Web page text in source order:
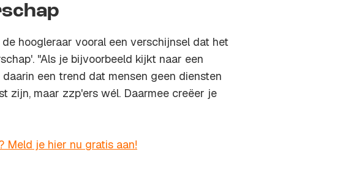
hoogleraar vooral een verschijnsel dat het
"Als je bijvoorbeeld kijkt naar een
een trend dat mensen geen diensten
zijn, maar zzp'ers wél. Daarmee creëer je
Meld je hier nu gratis aan!